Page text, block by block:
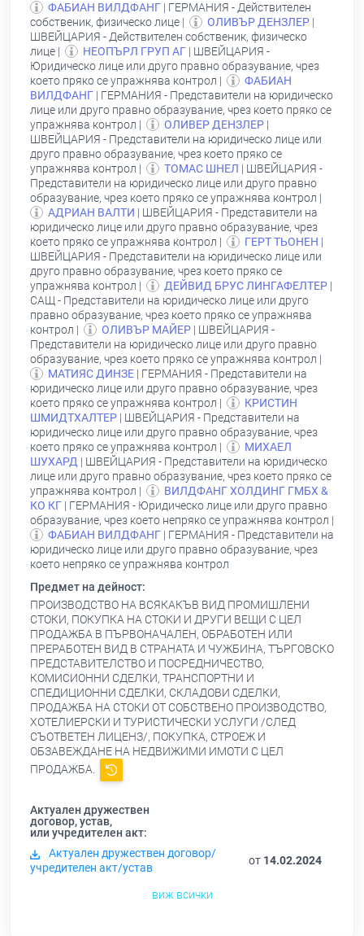
ФАБИАН ВИЛДФАНГ | ГЕРМАНИЯ - Действителен
собственик, физическо лице |
ОЛИВЪР ДЕНЗЛЕР |
ШВЕЙЦАРИЯ - Действителен собственик, физическо
лице |
НЕОПЪРЛ ГРУП АГ | ШВЕЙЦАРИЯ -
Юридическо лице или друго правно образувание, чрез
което пряко се упражнява контрол |
ФАБИАН
ВИЛДФАНГ | ГЕРМАНИЯ - Представители на юридическо
лице или друго правно образувание, чрез което пряко се
упражнява контрол |
ОЛИВЕР ДЕНЗЛЕР |
ШВЕЙЦАРИЯ - Представители на юридическо лице или
друго правно образувание, чрез което пряко се
упражнява контрол |
ТОМАС ШНЕЛ | ШВЕЙЦАРИЯ -
Представители на юридическо лице или друго правно
образувание, чрез което пряко се упражнява контрол |
АДРИАН ВАЛТИ | ШВЕЙЦАРИЯ - Представители на
юридическо лице или друго правно образувание, чрез
което пряко се упражнява контрол |
ГЕРТ ТЬОНЕН |
ШВЕЙЦАРИЯ - Представители на юридическо лице или
друго правно образувание, чрез което пряко се
упражнява контрол |
ДЕЙВИД БРУС ЛИНГАФЕЛТЕР |
САЩ - Представители на юридическо лице или друго
правно образувание, чрез което пряко се упражнява
контрол |
ОЛИВЪР МАЙЕР | ШВЕЙЦАРИЯ -
Представители на юридическо лице или друго правно
образувание, чрез което пряко се упражнява контрол |
МАТИЯС ДИНЗЕ | ГЕРМАНИЯ - Представители на
юридическо лице или друго правно образувание, чрез
което пряко се упражнява контрол |
КРИСТИН
ШМИДТХАЛТЕР | ШВЕЙЦАРИЯ - Представители на
юридическо лице или друго правно образувание, чрез
което пряко се упражнява контрол |
МИХАЕЛ
ШУХАРД | ШВЕЙЦАРИЯ - Представители на юридическо
лице или друго правно образувание, чрез което пряко се
упражнява контрол |
ВИЛДФАНГ ХОЛДИНГ ГМБХ &
КО КГ | ГЕРМАНИЯ - Юридическо лице или друго правно
образувание, чрез което непряко се упражнява контрол |
ФАБИАН ВИЛДФАНГ | ГЕРМАНИЯ - Представители на
юридическо лице или друго правно образувание, чрез
което непряко се упражнява контрол
Предмет на дейност:
ПРОИЗВОДСТВО НА ВСЯКАКЪВ ВИД ПРОМИШЛЕНИ
СТОКИ, ПОКУПКА НА СТОКИ И ДРУГИ ВЕЩИ С ЦЕЛ
ПРОДАЖБА В ПЪРВОНАЧАЛЕН, ОБРАБОТЕН ИЛИ
ПРЕРАБОТЕН ВИД В СТРАНАТА И ЧУЖБИНА, ТЪРГОВСКО
ПРЕДСТАВИТЕЛСТВО И ПОСРЕДНИЧЕСТВО,
КОМИСИОННИ СДЕЛКИ, ТРАНСПОРТНИ И
СПЕДИЦИОННИ СДЕЛКИ, СКЛАДОВИ СДЕЛКИ,
ПРОДАЖБА НА СТОКИ ОТ СОБСТВЕНО ПРОИЗВОДСТВО,
ХОТЕЛИЕРСКИ И ТУРИСТИЧЕСКИ УСЛУГИ /СЛЕД
СЪОТВЕТЕН ЛИЦЕНЗ/, ПОКУПКА, СТРОЕЖ И
ОБЗАВЕЖДАНЕ НА НЕДВИЖИМИ ИМОТИ С ЦЕЛ
ПРОДАЖБА.
Актуален дружествен
договор, устав,
или учредителен акт:
Актуален дружествен договор/
учредителен акт/устав
от 14.02.2024
виж всички